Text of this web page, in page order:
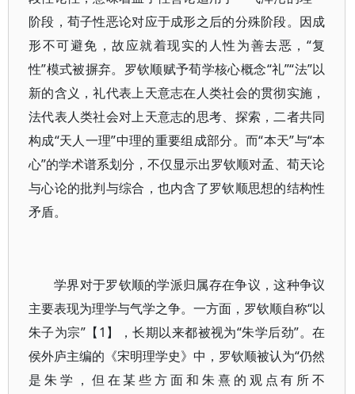
阶段，荀子性恶论对应于成形之后的分殊阶段。因成
形不可避免，故应就着现实的人性为善去恶，“复
性”模式被摒弃。罗钦顺赋予荀学核心概念“礼”“法”以
新的含义，礼代表上天意志在人类社会的贯彻实施，
法代表人类社会对上天意志的思考、探索，二者共同
构成“天人一理”中理的重要组成部分。而“本天”与“本
心”的学术谱系划分，不仅显示出罗钦顺对孟、荀天论
与心论的批判与综合，也内含了罗钦顺思想的结构性
矛盾。
学界对于罗钦顺的学派归属存在争议，这种争议
主要表现为理学与气学之争。一方面，罗钦顺自称“以
朱子为宗”【1】，长期以来都被视为“朱学后劲”。在
侯外庐主编的《宋明理学史》中，罗钦顺被认为“仍然
是朱学，但在某些方面和朱熹的观点有所不